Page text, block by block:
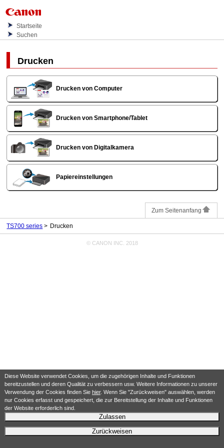
Diese Website verwendet Cookies, um die zugehörigen Inhalte und Funktionen
bereitzustellen und deren Qualität zu verbessern usw. Weitere Informationen zu unserer
Verwendung der Cookies finden Sie hier. Wenn Sie "Zurückweisen" auswählen, werden
nur Cookies erfasst und gespeichert, die zur Bereitstellung der Inhalte und Funktionen
der Website erforderlich sind.
Zulassen
Zurückweisen
Startseite
Suchen
Drucken
Drucken von Computer
Drucken von Smartphone/Tablet
Drucken von Digitalkamera
Papiereinstellungen
Zum Seitenanfang
TS700 series Drucken
© CANON INC. 2018